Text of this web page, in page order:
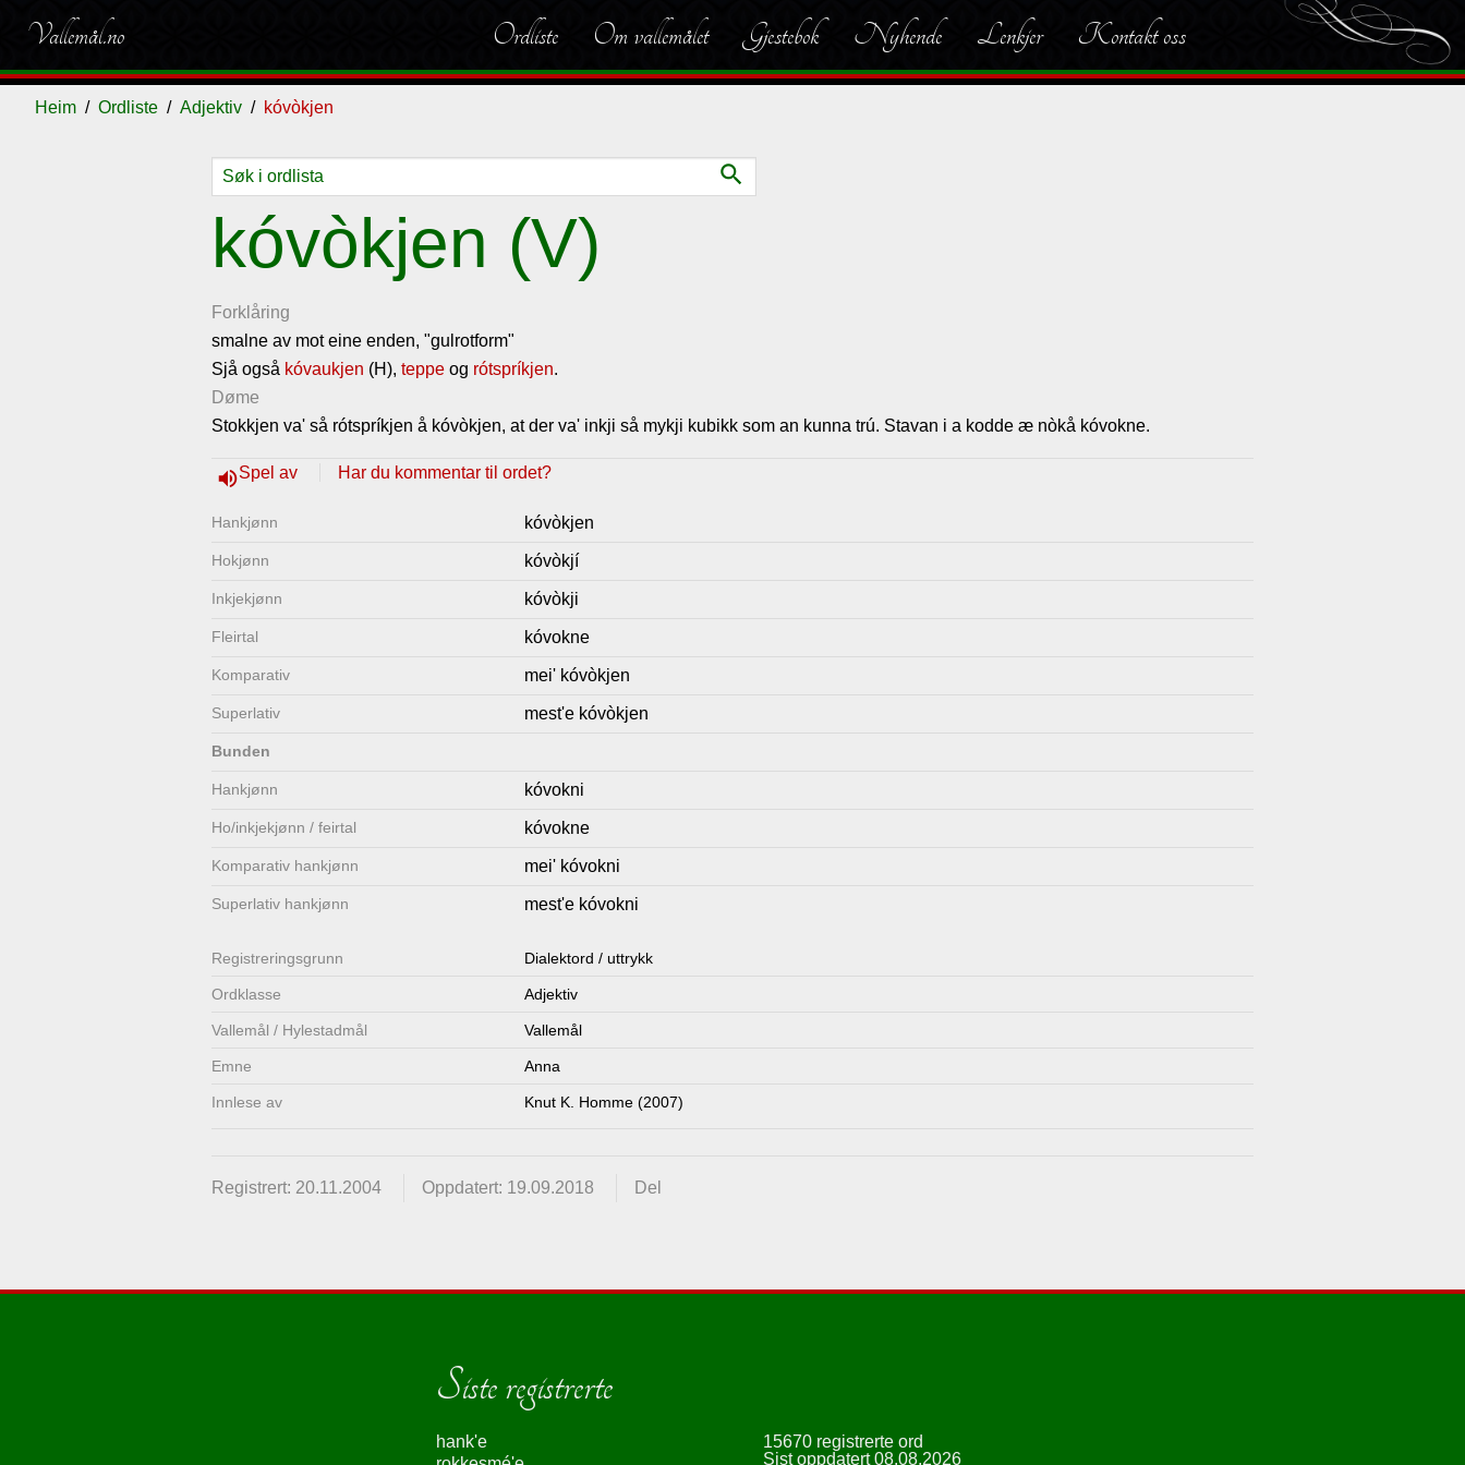
Vallemål.no Ordliste Om vallemålet Gjestebok Nyhende Lenkjer Kontakt oss
Heim Ordliste Adjektiv kóvòkjen
search
kóvòkjen (V)
Forklåring
smalne av mot eine enden, "gulrotform"
Sjå også kóvaukjen (H), teppe og rótspríkjen.
Døme
Stokkjen va' så rótspríkjen å kóvòkjen, at der va' inkji så mykji kubikk som an kunna trú. Stavan i a kodde æ nòkå kóvokne.
volume_upSpel av Har du kommentar til ordet?
Hankjønn kóvòkjen
Hokjønn kóvòkjí
Inkjekjønn kóvòkji
Fleirtal kóvokne
Komparativ mei' kóvòkjen
Superlativ mest'e kóvòkjen
Bunden
Hankjønn kóvokni
Ho/inkjekjønn / feirtal kóvokne
Komparativ hankjønn mei' kóvokni
Superlativ hankjønn mest'e kóvokni
Registrerings­grunn Dialektord / uttrykk
Ordklasse Adjektiv
Vallemål / Hylestadmål Vallemål
Emne Anna
Innlese av Knut K. Homme (2007)
Registrert: 20.11.2004 Oppdatert: 19.09.2018 Del
Siste registrerte
hank'e
15670 registrerte ord
Sist oppdatert 08.08.2026